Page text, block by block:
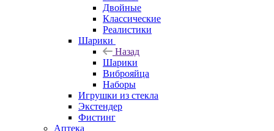
Двойные
Классические
Реалистики
Шарики
Назад
Шарики
Виброяйца
Наборы
Игрушки из стекла
Экстендер
Фистинг
Аптека